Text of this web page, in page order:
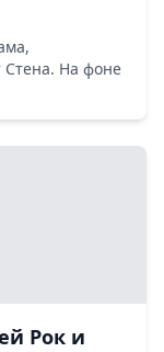
Стена. На фоне
Рок и